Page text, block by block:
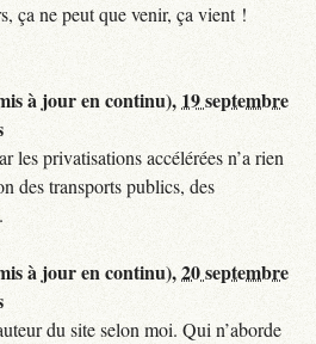
ça ne peut que venir, ça vient !
à jour en continu), 19 septembre
les privatisations accélérées n’a rien
des transports publics, des
à jour en continu),20 septembre
du site selon moi. Qui n’aborde